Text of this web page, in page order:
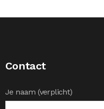
Contact
Je naam (verplicht)